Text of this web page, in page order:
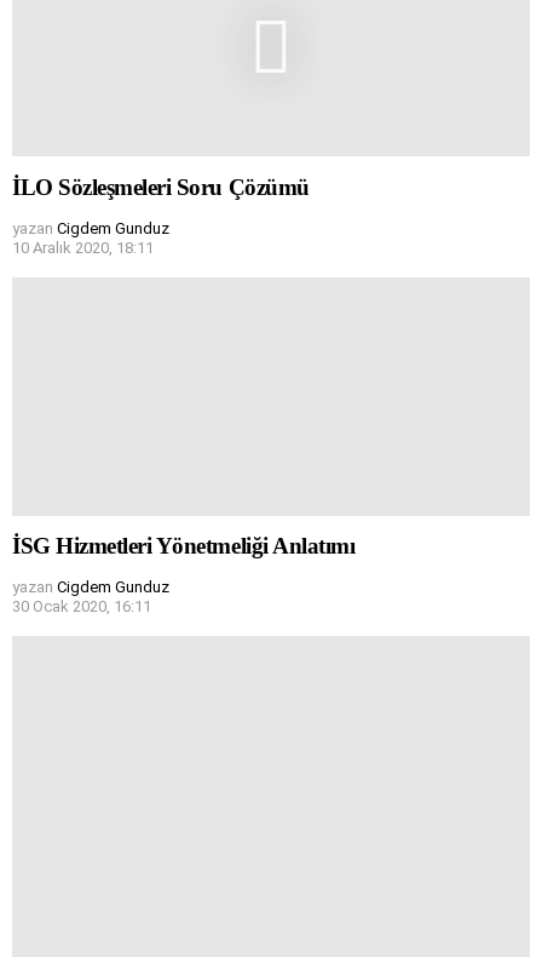
İLO Sözleşmeleri Soru Çözümü
yazan Cigdem Gunduz
10 Aralık 2020, 18:11
İSG Hizmetleri Yönetmeliği Anlatımı
yazan Cigdem Gunduz
30 Ocak 2020, 16:11